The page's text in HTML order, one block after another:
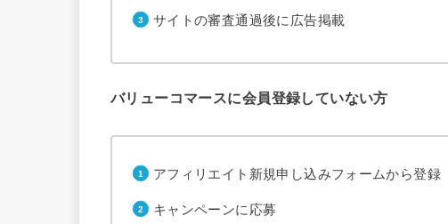
サイトの審査通過後に広告掲載
バリューコマースに会員登録していない方
アフィリエイト新規申し込みフォームから登録
キャンペーンに応募